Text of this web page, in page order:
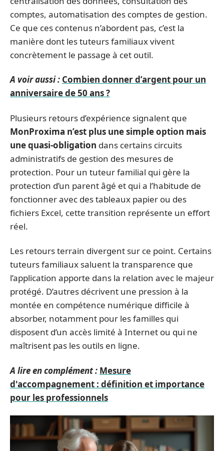
comptes, automatisation des comptes de gestion.
Ce que ces contenus n’abordent pas, c’est la
manière dont les tuteurs familiaux vivent
concrètement le passage à cet outil.
A voir aussi : Combien donner d’argent pour un
anniversaire de 50 ans ?
Plusieurs retours d’expérience signalent que
MonProxima n’est plus une simple option mais
une quasi-obligation dans certains circuits
administratifs de gestion des mesures de
protection. Pour un tuteur familial qui gère la
protection d’un parent âgé et qui a l’habitude de
fonctionner avec des tableaux papier ou des
fichiers Excel, cette transition représente un effort
réel.
Les retours terrain divergent sur ce point. Certains
tuteurs familiaux saluent la transparence que
l’application apporte dans la relation avec le majeur
protégé. D’autres décrivent une pression à la
montée en compétence numérique difficile à
absorber, notamment pour les familles qui
disposent d’un accès limité à Internet ou qui ne
maîtrisent pas les outils en ligne.
A lire en complément : Mesure
d'accompagnement : définition et importance
pour les professionnels